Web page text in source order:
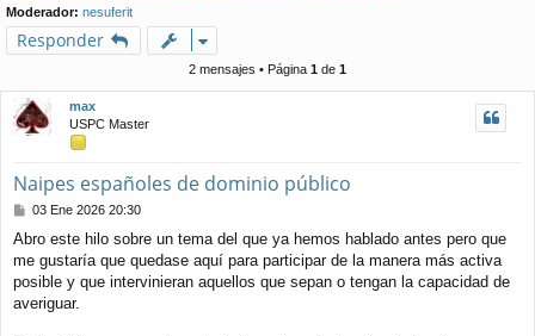
Moderador: nesuferit
Responder
2 mensajes • Página 1 de 1
max
USPC Master
Naipes españoles de dominio público
M
n
s
a
j
03 Ene 2026 20:30
Abro este hilo sobre un tema del que ya hemos hablado antes pero que
me gustaría que quedase aquí para participar de la manera más activa
posible y que intervinieran aquellos que sepan o tengan la capacidad de
averiguar.